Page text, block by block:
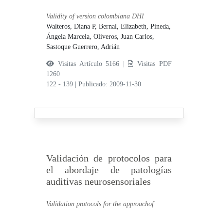
Validity of version colombiana DHI
Walteros, Diana P,Bernal, Elizabeth,Pineda,
Ángela Marcela,Oliveros, Juan Carlos,
Sastoque Guerrero, Adrián
Visitas Artículo 5166 |
Visitas PDF
1260
122 - 139
|Publicado: 2009-11-30
Validación de protocolos para
el abordaje de patologías
auditivas neurosensoriales
Validation protocols for the approachof